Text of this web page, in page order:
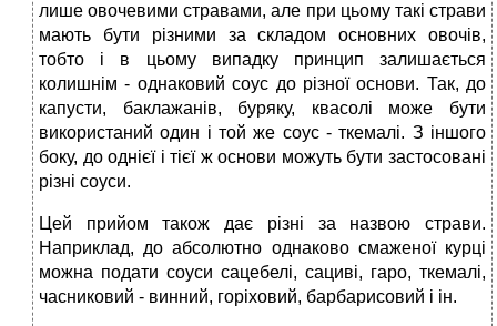
лише овочевими стравами, але при цьому такі страви
мають бути різними за складом основних овочів,
тобто і в цьому випадку принцип залишається
колишнім - однаковий соус до різної основи. Так, до
капусти, баклажанів, буряку, квасолі може бути
використаний один і той же соус - ткемалі. З іншого
боку, до однієї і тієї ж основи можуть бути застосовані
різні соуси.
Цей прийом також дає різні за назвою страви.
Наприклад, до абсолютно однаково смаженої курці
можна подати соуси сацебелі, сациві, гаро, ткемалі,
часниковий - винний, горіховий, барбарисовий і ін.